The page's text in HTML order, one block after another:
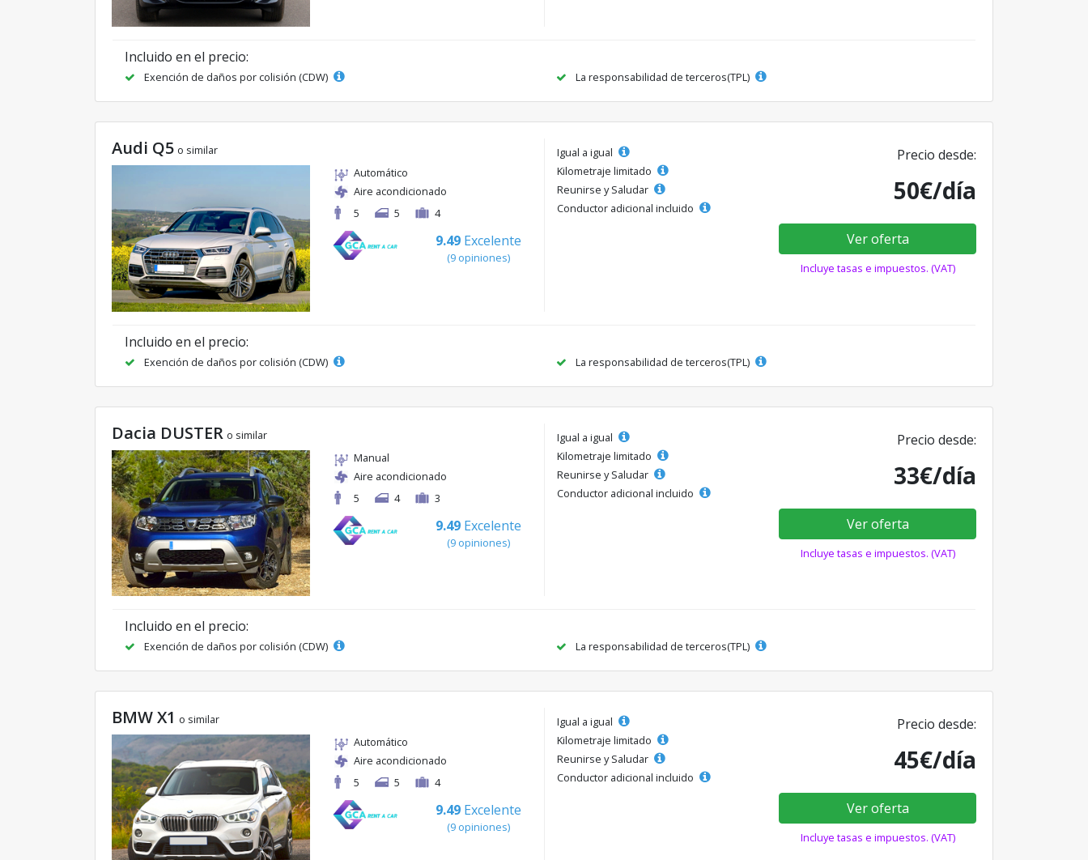
Incluido en el precio:
Exención de daños por colisión (CDW) La responsabilidad de terceros(TPL)
Audi Q5 o similar
Automático
Aire acondicionado
5
5 4
9.49 Excelente
(9 opiniones)
Igual a igual
Kilometraje limitado
Reunirse y Saludar
Conductor adicional incluido
Precio desde:
50€/día
Ver oferta
Incluye tasas e impuestos. (VAT)
Incluido en el precio:
Exención de daños por colisión (CDW) La responsabilidad de terceros(TPL)
Dacia DUSTER o similar
Manual
Aire acondicionado
5
4 3
9.49 Excelente
(9 opiniones)
Igual a igual
Kilometraje limitado
Reunirse y Saludar
Conductor adicional incluido
Precio desde:
33€/día
Ver oferta
Incluye tasas e impuestos. (VAT)
Incluido en el precio:
Exención de daños por colisión (CDW) La responsabilidad de terceros(TPL)
BMW X1 o similar
Automático
Aire acondicionado
5
5 4
9.49 Excelente
(9 opiniones)
Igual a igual
Kilometraje limitado
Reunirse y Saludar
Conductor adicional incluido
Precio desde:
45€/día
Ver oferta
Incluye tasas e impuestos. (VAT)